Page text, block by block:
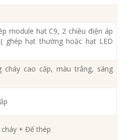
module hạt C9, 2 chiều điện áp
( ghép hạt thường hoặc hạt LED
cháy cao cấp, màu trắng, sáng
cháy + Đế thép